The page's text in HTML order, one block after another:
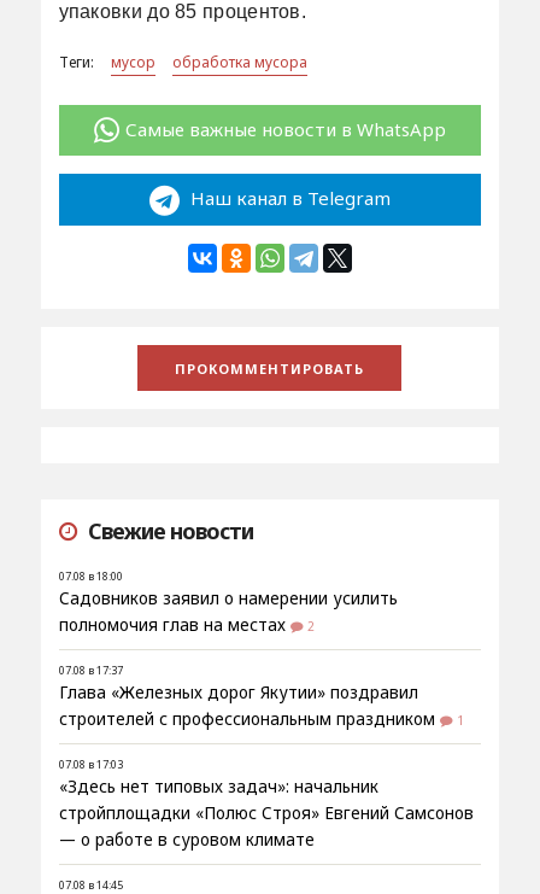
упаковки до 85 процентов.
Теги: мусор обработка мусора
Самые важные новости в WhatsApp
Наш канал в Telegram
Свежие новости
07.08 в 18:00
Садовников заявил о намерении усилить
полномочия глав на местах
2
07.08 в 17:37
Глава «Железных дорог Якутии» поздравил
строителей с профессиональным праздником
1
07.08 в 17:03
«Здесь нет типовых задач»: начальник
стройплощадки «Полюс Строя» Евгений Самсонов
— о работе в суровом климате
07.08 в 14:45